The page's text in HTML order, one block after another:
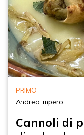
PRIMO
Andrea Impero
Cannoli di